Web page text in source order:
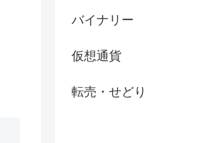
バイナリー
仮想通貨
転売・せどり